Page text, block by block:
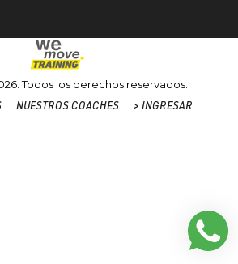
Todos los derechos reservados.
NUESTROS COACHES > INGRESAR